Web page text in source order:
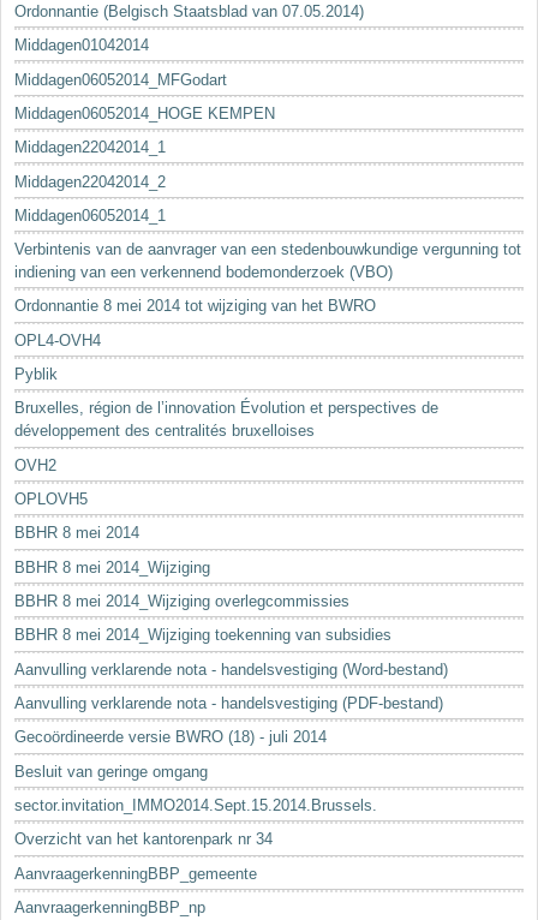
Ordonnantie (Belgisch Staatsblad van 07.05.2014)
Middagen01042014
Middagen06052014_MFGodart
Middagen06052014_HOGE KEMPEN
Middagen22042014_1
Middagen22042014_2
Middagen06052014_1
Verbintenis van de aanvrager van een stedenbouwkundige vergunning tot
indiening van een verkennend bodemonderzoek (VBO)
Ordonnantie 8 mei 2014 tot wijziging van het BWRO
OPL4-OVH4
Pyblik
Bruxelles, région de l’innovation Évolution et perspectives de
développement des centralités bruxelloises
OVH2
OPLOVH5
BBHR 8 mei 2014
BBHR 8 mei 2014_Wijziging
BBHR 8 mei 2014_Wijziging overlegcommissies
BBHR 8 mei 2014_Wijziging toekenning van subsidies
Aanvulling verklarende nota - handelsvestiging (Word-bestand)
Aanvulling verklarende nota - handelsvestiging (PDF-bestand)
Gecoördineerde versie BWRO (18) - juli 2014
Besluit van geringe omgang
sector.invitation_IMMO2014.Sept.15.2014.Brussels.
Overzicht van het kantorenpark nr 34
AanvraagerkenningBBP_gemeente
AanvraagerkenningBBP_np